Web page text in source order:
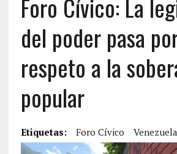
Foro Cívico: La
del poder pasa
respeto a la
popular
Etiquetas: Foro Cívico Venezuela